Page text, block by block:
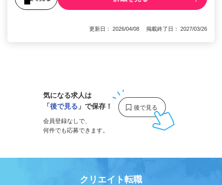
更新日： 2026/04/08 掲載終了日： 2027/03/26
気になる求人は
「後で見る 」で保存！
会員登録なしで、
何件でも応募できます。
クリエイト転職